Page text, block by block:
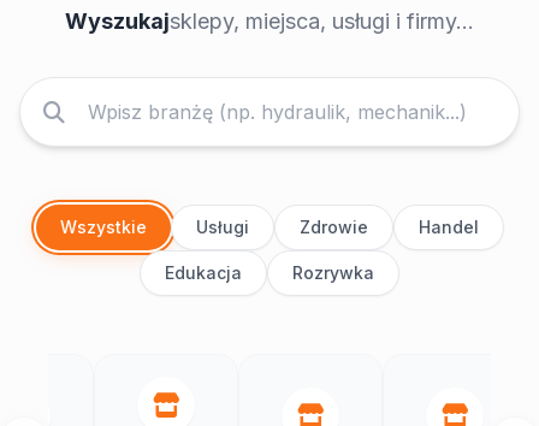
Wyszukajsklepy, miejsca, usługi i firmy...
Wszystkie Usługi Zdrowie Handel
Edukacja Rozrywka